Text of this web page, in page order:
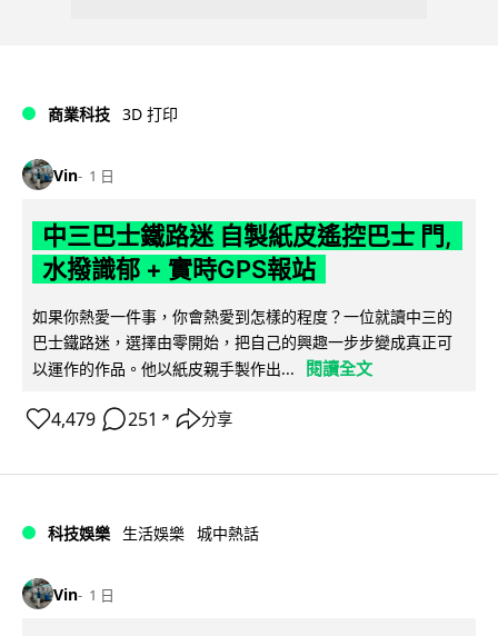
商業科技 3D 打印
Vin 1 日
中三巴士鐵路迷 自製紙皮遙控巴士 門,
水撥識郁 + 實時GPS報站
如果你熱愛一件事，你會熱愛到怎樣的程度？一位就讀中三的
巴士鐵路迷，選擇由零開始，把自己的興趣一步步變成真正可
以運作的作品。他以紙皮親手製作出...
閱讀全文
4,479 251 ↗ 分享
科技娛樂 生活娛樂 城中熱話
Vin 1 日